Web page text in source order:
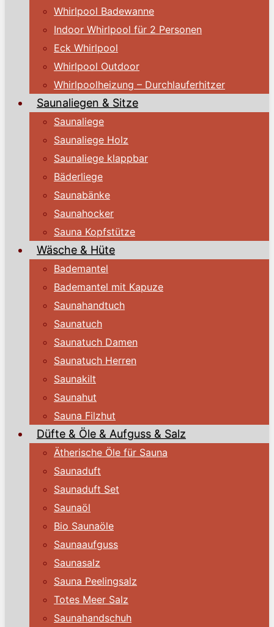
Whirlpool Badewanne
Indoor Whirlpool für 2 Personen
Eck Whirlpool
Whirlpool Outdoor
Whirlpoolheizung – Durchlauferhitzer
Saunaliegen & Sitze
Saunaliege
Saunaliege Holz
Saunaliege klappbar
Bäderliege
Saunabänke
Saunahocker
Sauna Kopfstütze
Wäsche & Hüte
Bademantel
Bademantel mit Kapuze
Saunahandtuch
Saunatuch
Saunatuch Damen
Saunatuch Herren
Saunakilt
Saunahut
Sauna Filzhut
Düfte & Öle & Aufguss & Salz
Ätherische Öle für Sauna
Saunaduft
Saunaduft Set
Saunaöl
Bio Saunaöle
Saunaaufguss
Saunasalz
Sauna Peelingsalz
Totes Meer Salz
Saunahandschuh